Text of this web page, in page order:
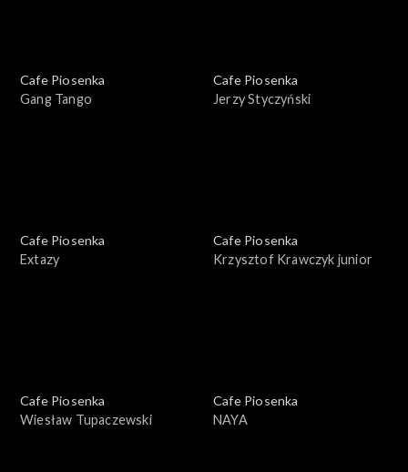
Cafe Piosenka
Gang Tango
Cafe Piosenka
Jerzy Styczyński
Cafe Piosenka
Extazy
Cafe Piosenka
Krzysztof Krawczyk junior
Cafe Piosenka
Wiesław Tupaczewski
Cafe Piosenka
NAYA